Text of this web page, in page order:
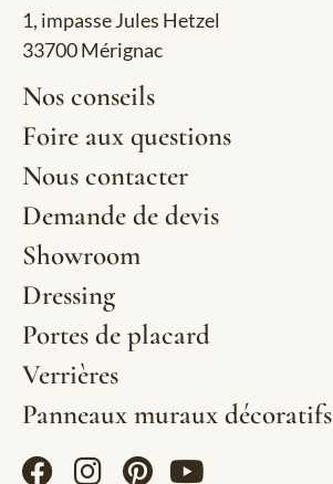
1, impasse Jules Hetzel
33700 Mérignac
Nos conseils
Foire aux questions
Nous contacter
Demande de devis
Showroom
Dressing
Portes de placard
Verrières
Panneaux muraux décoratifs